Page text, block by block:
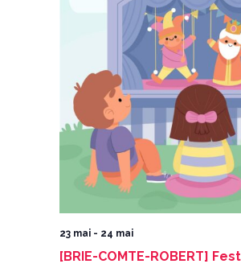
23 mai- 24 mai
[BRIE-COMTE-ROBERT]